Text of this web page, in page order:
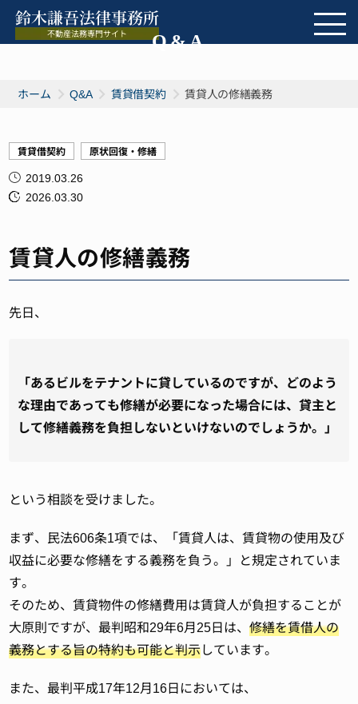
Q&A
ホーム Q&A 賃貸借契約 賃貸人の修繕義務
賃貸借契約 原状回復・修繕
2019.03.26
2026.03.30
賃貸人の修繕義務
先日、
「あるビルをテナントに貸しているのですが、どのよう
な理由であっても修繕が必要になった場合には、貸主と
して修繕義務を負担しないといけないのでしょうか。」
という相談を受けました。
まず、民法606条1項では、「賃貸人は、賃貸物の使用及び
収益に必要な修繕をする義務を負う。」と規定されていま
す。
そのため、賃貸物件の修繕費用は賃貸人が負担することが
大原則ですが、最判昭和29年6月25日は、修繕を賃借人の
義務とする旨の特約も可能と判示しています。
また、最判平成17年12月16日においては、